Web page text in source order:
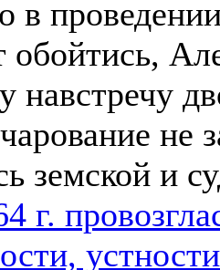
в
обойтись,
не
земской и
г.